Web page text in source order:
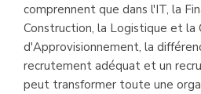
comprennent que dans l'IT, la
Construction, la Logistique et la
d'Approvisionnement, la
recrutement adéquat et un
peut transformer toute une